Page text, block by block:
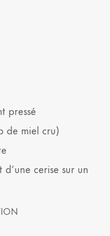
pressé
de miel cru)
cerise sur un